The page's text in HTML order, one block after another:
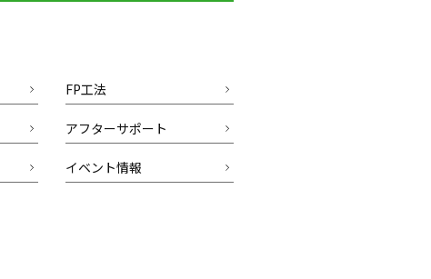
FP工法
アフターサポート
イベント情報